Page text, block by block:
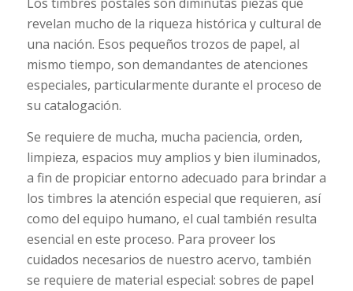
revelan mucho de la riqueza histórica y cultural de
una nación. Esos pequeños trozos de papel, al
mismo tiempo, son demandantes de atenciones
especiales, particularmente durante el proceso de
su catalogación.
Se requiere de mucha, mucha paciencia, orden,
limpieza, espacios muy amplios y bien iluminados,
a fin de propiciar entorno adecuado para brindar a
los timbres la atención especial que requieren, así
como del equipo humano, el cual también resulta
esencial en este proceso. Para proveer los
cuidados necesarios de nuestro acervo, también
se requiere de material especial: sobres de papel